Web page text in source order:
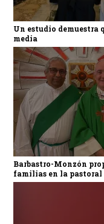
Un estudio demuestra
media
Barbastro-Monzón
familias en la pastoral